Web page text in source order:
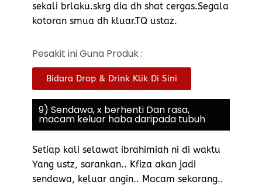
sekali brlaku.skrg dia dh shat cergas.Segala
kotoran smua dh kluar.TQ ustaz.
Pesakit ini Guna Produk :
Bidara Drop & Drink Klik Di Sini
9) Sendawa, x berhenti Dan rasa,
macam keluar haba daripada tubuh
Setiap kali selawat ibrahimiah ni di waktu
Yang ustz, sarankan.. Kfiza akan jadi
sendawa, keluar angin.. Macam sekarang..